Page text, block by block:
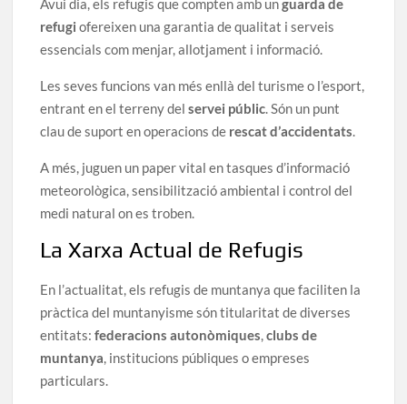
Avui dia, els refugis que compten amb unguarda de
refugi ofereixen una garantia de qualitat i serveis
essencials com menjar, allotjament i informació.
Les seves funcions van més enllà del turisme o l’esport,
entrant en el terreny delservei públic. Són un punt
clau de suport en operacions de rescat d’accidentats.
A més, juguen un paper vital en tasques d’informació
meteorològica, sensibilització ambiental i control del
medi natural on es troben.
La Xarxa Actual de Refugis
En l’actualitat, els refugis de muntanya que faciliten la
pràctica del muntanyisme són titularitat de diverses
entitats:federacions autonòmiques,clubs de
muntanya, institucions públiques o empreses
particulars.